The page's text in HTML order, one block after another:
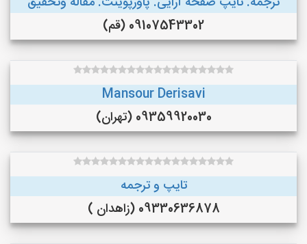
09107543302 (قم)
Mansour Derisavi
09359920030 (تهران)
تایپ و ترجمه
09330636878 (زاهدان )